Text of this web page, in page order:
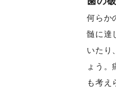
何らか
髄に達
いたり
ょう。
も考え